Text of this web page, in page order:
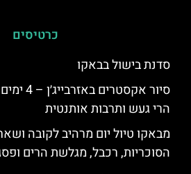
כרטיסים
סדנת בישול בבאקו
סיור
הרי געש ותרבות אותנטית
מבאקו טיול יום מרהיב לקובה
הסוכריות, רכבל, מגלשת הרים